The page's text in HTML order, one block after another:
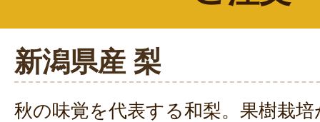
新潟県産 梨
秋の味覚を代表する和梨。果樹栽